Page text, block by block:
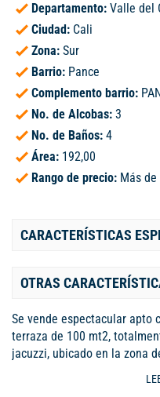
Departamento: Valle del
Ciudad: Cali
Zona: Sur
Barrio: Pance
Complemento barrio:
No. de Alcobas: 3
No. de Baños: 4
Área: 192,00
Rango de precio: Más
CARACTERÍSTICAS
OTRAS
Se vende espectacular apto
terraza de 100 mt2,
jacuzzi, ubicado en la zona
amplio balcón Cocina